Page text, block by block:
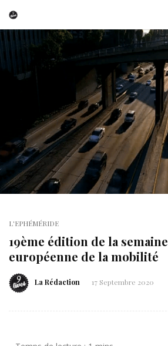
L'EPHÉMÉRIDE
19ème édition de la semaine
européenne de la mobilité
La Rédaction 17 Septembre 2020